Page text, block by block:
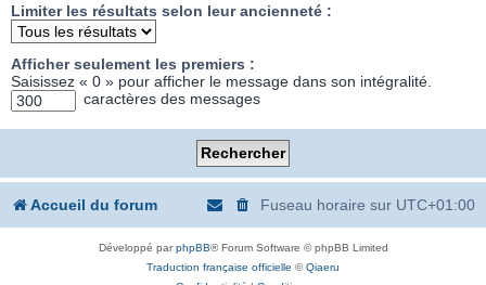
Limiter les résultats selon leur ancienneté :
Afficher seulement les premiers :
Saisissez « 0 » pour afficher le message dans son intégralité.
caractères des messages
Accueil du forum Fuseau horaire sur UTC+01:00
Développé parphpBB® Forum Software © phpBB Limited
Traduction française officielle ©Qiaeru